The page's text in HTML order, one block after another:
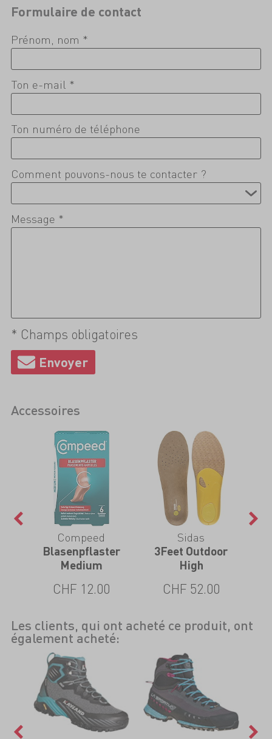
Formulaire de contact
Prénom, nom *
Ton e-mail *
Ton numéro de téléphone
Comment pouvons-nous te contacter ?
Message *
* Champs obligatoires
Accessoires
Compeed
Blasenpflaster
Medium
CHF 12.00
Sidas
3Feet Outdoor
High
CHF 52.00
Les clients, qui ont acheté ce produit, ont
également acheté: